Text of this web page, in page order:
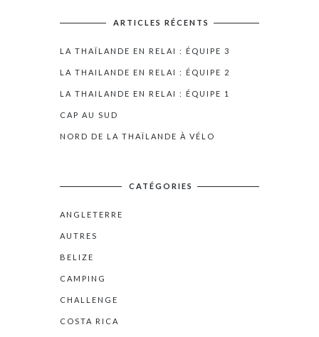
ARTICLES RÉCENTS
LA THAÏLANDE EN RELAI : ÉQUIPE 3
LA THAILANDE EN RELAI : ÉQUIPE 2
LA THAILANDE EN RELAI : ÉQUIPE 1
CAP AU SUD
NORD DE LA THAÏLANDE À VÉLO
CATÉGORIES
ANGLETERRE
AUTRES
BELIZE
CAMPING
CHALLENGE
COSTA RICA